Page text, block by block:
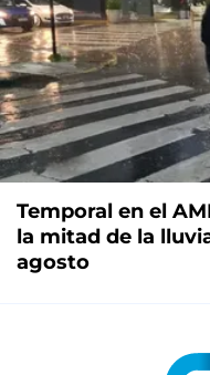
Temporal en el
la mitad de la
agosto